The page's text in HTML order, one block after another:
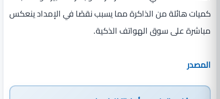
كميات هائلة من الذاكرة مما يسبب نقصًا في الإمداد ينعكس
مباشرة على سوق الهواتف الذكية.
المصدر